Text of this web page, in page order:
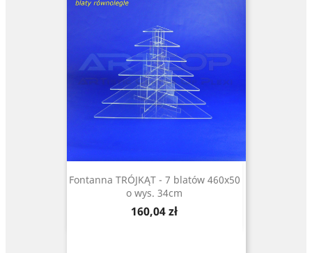
Fontanna TRÓJKĄT - 7 blatów 460x50
o wys. 34cm
Cena
160,04 zł